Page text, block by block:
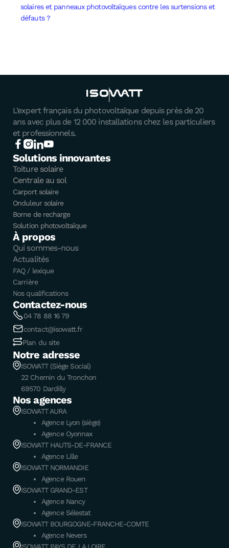
solaires et panneaux photovoltaïques contre les surtensions et
défauts ?
L’expert français du photovoltaïque depuis près de 20
ans avec plus de 12 000 installations chez les particuliers
et professionnels.
Solutions innovantes
Toiture solaire
Centrale au sol
Carport solaire
Onduleur solaire
Borne de recharge
Solution photovoltaïque
À propos
Qui sommes-nous
Actualités
FAQ / lexique
Carrière
Nos qualifications
Contactez-nous
04 78 88 16 79
contact@isowatt.fr
Plan du site
Notre adresse
ISOWATT (Siège Social)
22 Chemin du Tronchon
69570 Dardilly
Nos agences
ISOWATT AURA
Agence Lyon (siège)
Agence Oyonnax
ISOWATT HAUTS-DE-FRANCE
Agence Lille
ISOWATT NORMANDIE
Agence Rouen
ISOWATT GRAND-EST
Agence Nancy
Agence Sélestat
ISOWATT BOURGOGNE-FRANCHE-COMTE
Agence Nevers
ISOWATT PAYS DE LA LOIRE